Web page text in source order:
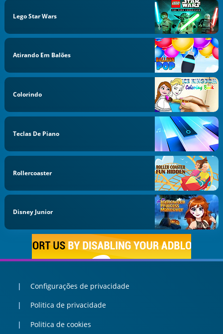
Lego Star Wars
Atirando Em Balões
Colorindo
Teclas De Piano
Rollercoaster
Disney Junior
Configurações de privacidade
Politica de privacidade
Politica de cookies